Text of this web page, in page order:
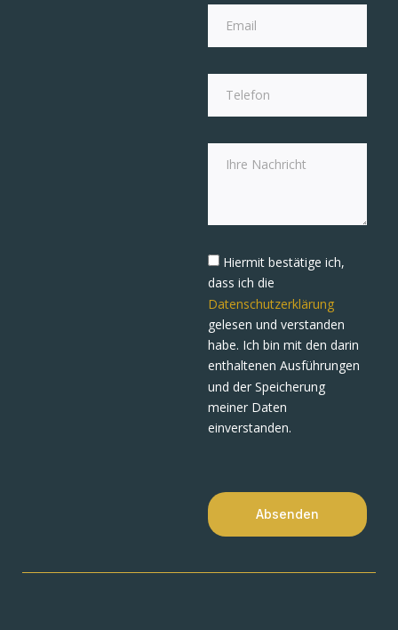
Hiermit bestätige ich,
dass ich die
Datenschutzerklärung
gelesen und verstanden
habe. Ich bin mit den darin
enthaltenen Ausführungen
und der Speicherung
meiner Daten
einverstanden.
Absenden